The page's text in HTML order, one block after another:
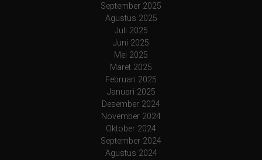
September 2025
Agustus 2025
Juli 2025
Juni 2025
Mei 2025
Maret 2025
Februari 2025
Januari 2025
Desember 2024
November 2024
Oktober 2024
September 2024
Agustus 2024